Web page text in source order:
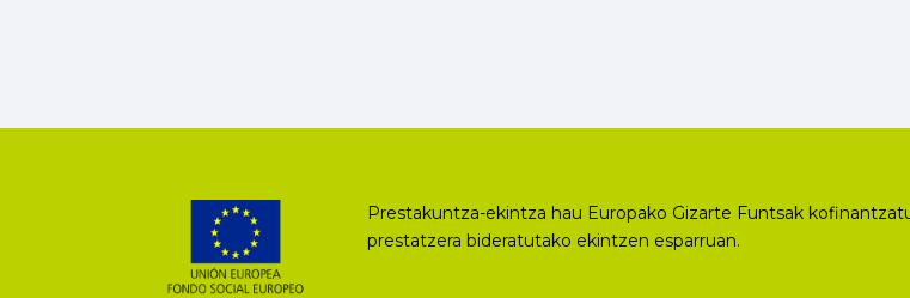
Prestakuntza-ekintza hau Europako Gizarte Funtsak
prestatzera bideratutako ekintzen esparruan.